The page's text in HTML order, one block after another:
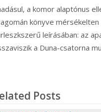
a komor alaptónus
könyve
leírásában: az
a Duna-csatorna
Posts